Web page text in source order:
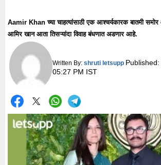
Aamir Khan च्या चाहत्यांसाठी एक आश्चर्यकारक बातमी
आमिर खान आता तिसऱ्यांदा विवाह बंधणात अडणार आहे.
Written By:shruti letsupp
05:27 PM IST